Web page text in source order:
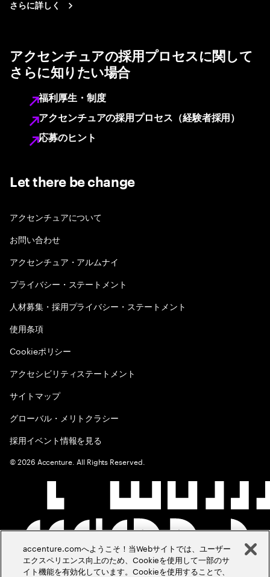
さらに詳しく
アクセンチュアの採用プロセスに関して
さらに知りたい場合
福利厚生・制度
アクセンチュアの採用プロセス（経験者採用）
応募のヒント
Let there be change
アクセンチュアについて
お問い合わせ
アクセンチュア・アルムナイ
プライバシー・ステートメント
人材募集・採用プライバシー・ステートメント
使用条項
Cookieポリシー
アクセシビリティステートメント
サイトマップ
グローバル・メリトクラシー
採用イベント情報を見る
©2026 Accenture. All Rights Reserved.
accenture.comへようこそ！当Webサイトでは、ユーザー
エクスペリエンス向上のため、Cookieを使用して一部のサ
イト機能を有効化しています。Cookieを使用することで、